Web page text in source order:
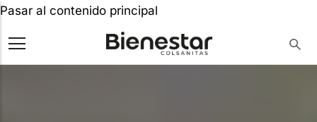
Pasar al contenido principal